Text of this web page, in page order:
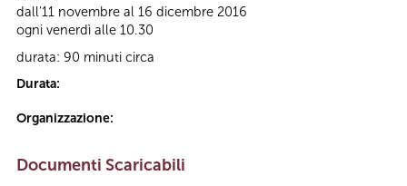
dall'11 novembre al 16 dicembre 2016
ogni venerdì alle 10.30
durata: 90 minuti circa
Durata:
Organizzazione:
Documenti Scaricabili